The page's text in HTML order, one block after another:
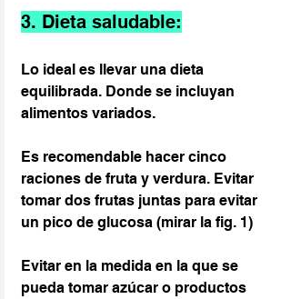
3. Dieta saludable:
Lo ideal es llevar una dieta
equilibrada. Donde se incluyan
alimentos variados.
Es recomendable hacer cinco
raciones de fruta y verdura. Evitar
tomar dos frutas juntas para evitar
un pico de glucosa (mirar la fig. 1)
Evitar en la medida en la que se
pueda tomar azúcar o productos